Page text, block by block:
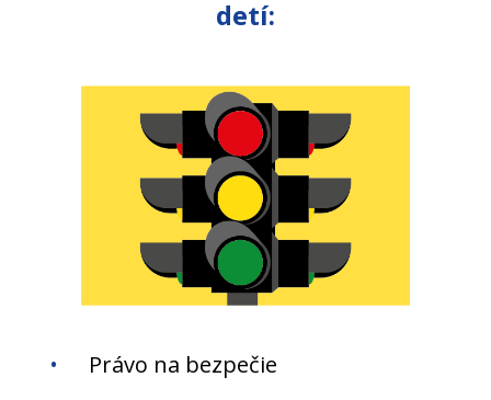
detí:
Právo na bezpečie